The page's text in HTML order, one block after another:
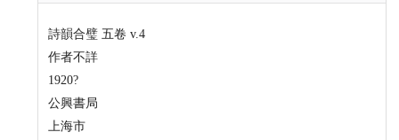
詩韻合璧 五卷 v.4
作者不詳
1920?
公興書局
上海市